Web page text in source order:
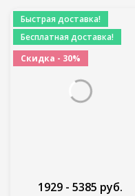
Быстрая доставка!
Бесплатная доставка!
Скидка - 30%
1929 - 5385 руб.